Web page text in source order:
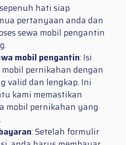
hati siap
pertanyaan anda dan
sewa mobil pengantin
mobil pengantin: Isi
pernikahan dengan
valid dan lengkap. Ini
kami memastikan
mobil pernikahan yang
: Setelah formulir